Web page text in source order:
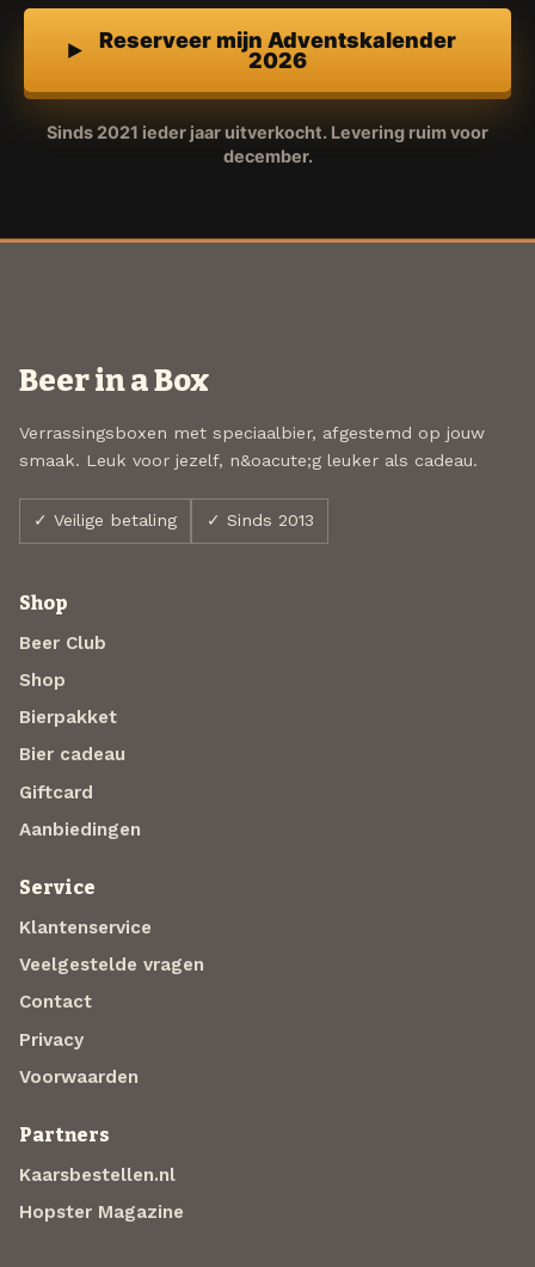
Reserveer mijn Adventskalender
2026
Sinds 2021 ieder jaar uitverkocht. Levering ruim voor
december.
Beer in a Box
Verrassingsboxen met speciaalbier, afgestemd op jouw
smaak. Leuk voor jezelf, n&oacute;g leuker als cadeau.
✓ Veilige betaling ✓ Sinds 2013
Shop
Beer Club
Shop
Bierpakket
Bier cadeau
Giftcard
Aanbiedingen
Service
Klantenservice
Veelgestelde vragen
Contact
Privacy
Voorwaarden
Partners
Kaarsbestellen.nl
Hopster Magazine